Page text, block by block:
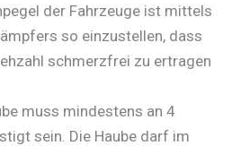
der Fahrzeuge ist mittels
so einzustellen, dass
schmerzfrei zu ertragen
muss mindestens an 4
sein. Die Haube darf im